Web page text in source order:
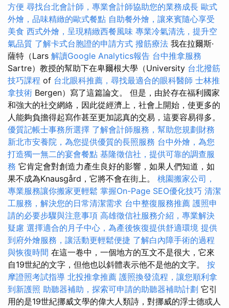
方便 尋找台北會計師，專業會計師協助您的業務成長 歐式
外燴，品味精緻的歐式餐點 自助餐外燴，讓來賓隨心享受
美食 西式外燴，呈現精緻西餐風味 專業冷氣清洗，提升空
氣品質 了解卡式台胞證的申請方式 撥筋療法 我在拉爾斯·
薩特（Lars 解讀Google Analytics報告 台中推拿服務
Sartre）教授的幫助下在卑爾根大學（University 台北撥筋
技巧課程 of 台北眼科推薦，尋找最適合的眼科醫師 士林推
拿技術 Bergen）寫了這篇論文。 但是，由於存在福利國家
和強大的社交網絡，因此從經濟上，社會上開始，使更多的
人能夠負擔得起寫作甚至更加認真的交易，這要容易得多。
優質記帳士事務所選擇 了解會計師服務，幫助您規劃財務
新北市安養院，為您提供優質的長照服務 台中外燴，為您
打造獨一無二的宴會餐點 基隆徵信社，提供可靠的調查服
務 它肯定會對創造力產生良好的影響，如果人們知道，如
果不成為Knausgård，它將不會在街上。 桃園搬家公司，
專業服務讓你搬家更輕鬆 掌握On-Page SEO優化技巧 清潔
工服務，解決您的日常清潔需求 台中整復服務推薦 護照申
請的必要步驟與注意事項 高雄徵信社服務介紹，專業解決
疑慮 選擇適合的月子中心，為產後恢復提供舒適環境 提供
到府外燴服務，讓活動更輕鬆便捷 了解白內障手術的過程
與恢復時間 在這一卷中，一個地方的互文不是很大，它來
自19世紀的文字，但他也以斜體表示他不是他的文字。 按
摩證照考試指導 北投推拿推薦 護照換發流程，讓您順利拿
到新護照 助聽器補助，探索可申請的助聽器補助計劃 它引
用的是19世紀挪威文學的偉大人類詩，對挪威的浮士德或人